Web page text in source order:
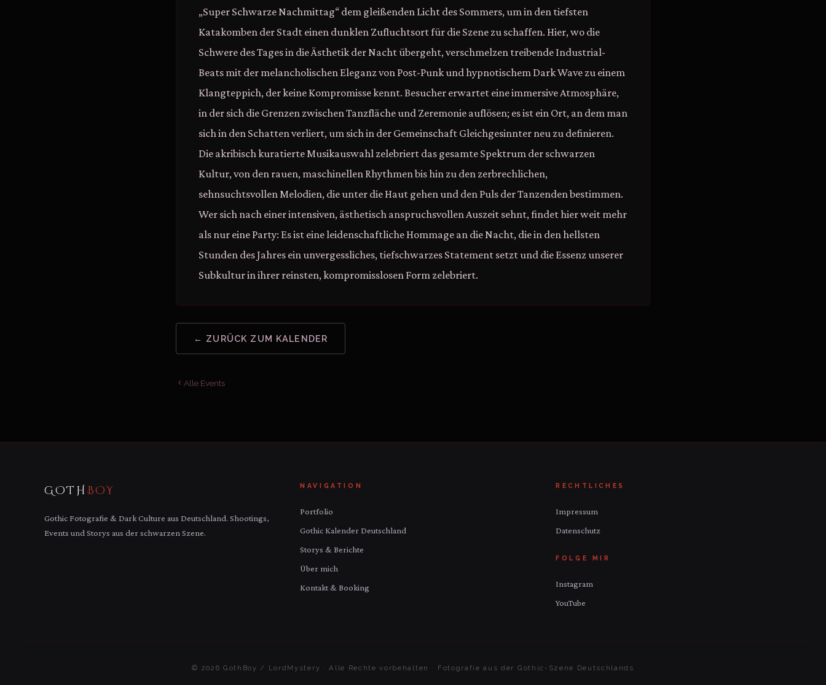
„Super Schwarze Nachmittag“ dem gleißenden Licht des Sommers, um in den tiefsten
Katakomben der Stadt einen dunklen Zufluchtsort für die Szene zu schaffen. Hier, wo die
Schwere des Tages in die Ästhetik der Nacht übergeht, verschmelzen treibende Industrial-
Beats mit der melancholischen Eleganz von Post-Punk und hypnotischem Dark Wave zu einem
Klangteppich, der keine Kompromisse kennt. Besucher erwartet eine immersive Atmosphäre,
in der sich die Grenzen zwischen Tanzfläche und Zeremonie auflösen; es ist ein Ort, an dem man
sich in den Schatten verliert, um sich in der Gemeinschaft Gleichgesinnter neu zu definieren.
Die akribisch kuratierte Musikauswahl zelebriert das gesamte Spektrum der schwarzen
Kultur, von den rauen, maschinellen Rhythmen bis hin zu den zerbrechlichen,
sehnsuchtsvollen Melodien, die unter die Haut gehen und den Puls der Tanzenden bestimmen.
Wer sich nach einer intensiven, ästhetisch anspruchsvollen Auszeit sehnt, findet hier weit mehr
als nur eine Party: Es ist eine leidenschaftliche Hommage an die Nacht, die in den hellsten
Stunden des Jahres ein unvergessliches, tiefschwarzes Statement setzt und die Essenz unserer
Subkultur in ihrer reinsten, kompromisslosen Form zelebriert.
← ZURÜCK ZUM KALENDER
Alle Events
GOTH BOY
Gothic Fotografie & Dark Culture aus Deutschland. Shootings,
Events und Storys aus der schwarzen Szene.
NAVIGATION
Portfolio
Gothic Kalender Deutschland
Storys & Berichte
Über mich
Kontakt & Booking
RECHTLICHES
Impressum
Datenschutz
FOLGE MIR
Instagram
YouTube
© 2026 GothBoy / LordMystery · Alle Rechte vorbehalten · Fotografie aus der Gothic-Szene Deutschlands